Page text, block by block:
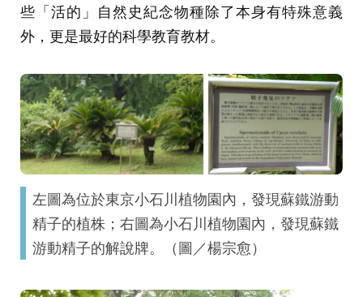
些「活的」自然史紀念物種除了本身有特殊意義
外，更是最好的科學教育教材。
左圖為位於東京小石川植物園內，發現蘇鐵游動
精子的植株；右圖為小石川植物園內，發現蘇鐵
游動精子的解說牌。（圖／楊宗愈）